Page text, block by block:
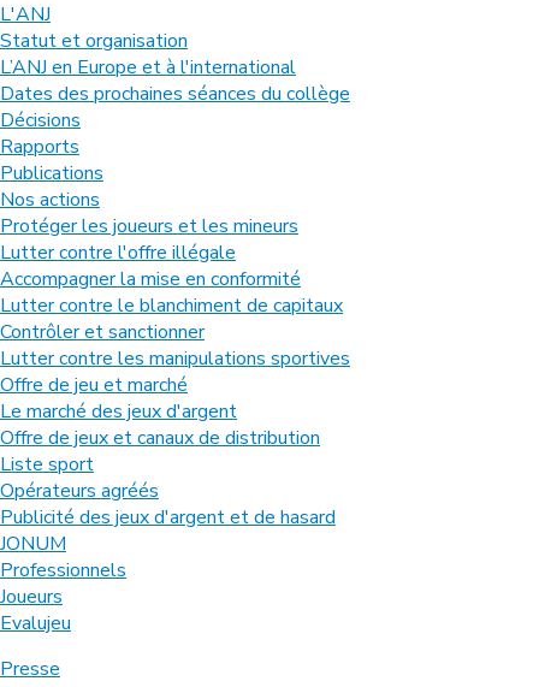
L'ANJ
Statut et organisation
L’ANJ en Europe et à l'international
Dates des prochaines séances du collège
Décisions
Rapports
Publications
Nos actions
Protéger les joueurs et les mineurs
Lutter contre l'offre illégale
Accompagner la mise en conformité
Lutter contre le blanchiment de capitaux
Contrôler et sanctionner
Lutter contre les manipulations sportives
Offre de jeu et marché
Le marché des jeux d'argent
Offre de jeux et canaux de distribution
Liste sport
Opérateurs agréés
Publicité des jeux d'argent et de hasard
JONUM
Professionnels
Joueurs
Evalujeu
Presse